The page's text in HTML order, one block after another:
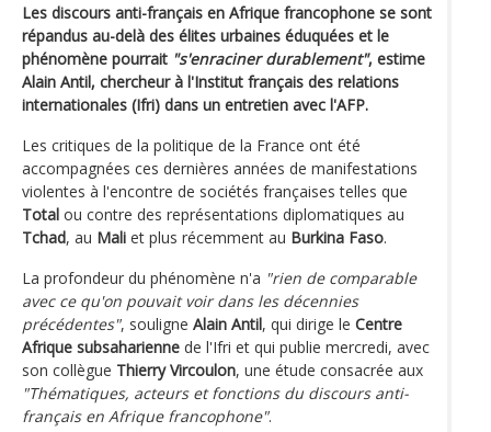
Les discours anti-français en Afrique francophone se sont
répandus au-delà des élites urbaines éduquées et le
phénomène pourrait "s'enraciner durablement", estime
Alain Antil, chercheur à l'Institut français des relations
internationales (Ifri) dans un entretien avec l'AFP.
Les critiques de la politique de la France ont été
accompagnées ces dernières années de manifestations
violentes à l'encontre de sociétés françaises telles que
Total ou contre des représentations diplomatiques au
Tchad, au Mali et plus récemment au Burkina Faso.
La profondeur du phénomène n'a "rien de comparable
avec ce qu'on pouvait voir dans les décennies
précédentes", souligne Alain Antil, qui dirige le Centre
Afrique subsaharienne de l'Ifri et qui publie mercredi, avec
son collègue Thierry Vircoulon, une étude consacrée aux
"Thématiques, acteurs et fonctions du discours anti-
français en Afrique francophone".